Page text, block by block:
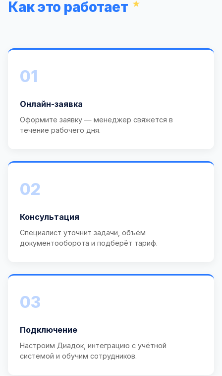
Как это работает
01
Онлайн-заявка
Оформите заявку — менеджер свяжется в
течение рабочего дня.
02
Консультация
Специалист уточнит задачи, объём
документооборота и подберёт тариф.
03
Подключение
Настроим Диадок, интеграцию с учётной
системой и обучим сотрудников.